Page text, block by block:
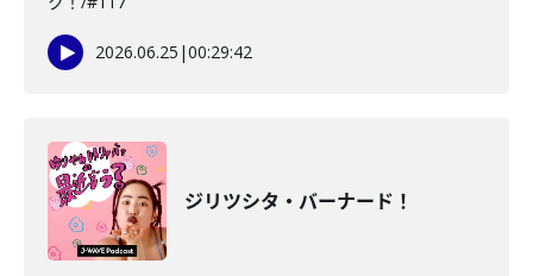
2026.06.25 |00:29:42
ジリツシタ・バーナード！